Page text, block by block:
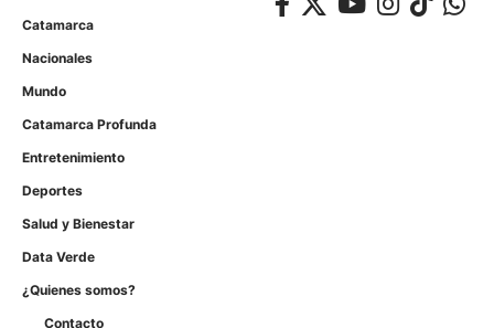
Catamarca
Nacionales
Mundo
Catamarca Profunda
Entretenimiento
Deportes
Salud y Bienestar
Data Verde
¿Quienes somos?
Contacto